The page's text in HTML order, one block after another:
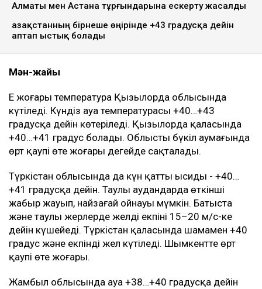
Алматы мен Астана тұрғындарына ескерту жасалды
Қазақстанның бірнеше өңірінде +43 градусқа дейін
аптап ыстық болады
Мән-жайы
Ең жоғары температура Қызылорда облысында
күтіледі. Күндіз ауа температурасы +40…+43
градусқа дейін көтеріледі. Қызылорда қаласында
+40…+41 градус болады. Облыстың бүкіл аумағында
өрт қаупі өте жоғары деңгейде сақталады.
Түркістан облысында да күн қатты ысиды - +40…
+41 градусқа дейін. Таулы аудандарда өткінші
жаңбыр жауып, найзағай ойнауы мүмкін. Батыста
және таулы жерлерде желдің екпіні 15–20 м/с-ке
дейін күшейеді. Түркістан қаласында шамамен +40
градус және екпінді жел күтіледі. Шымкентте өрт
қаупі өте жоғары.
Жамбыл облысында ауа +38…+40 градусқа дейін